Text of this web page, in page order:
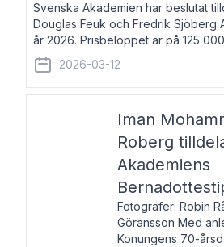
Svenska Akademien har beslutat
Douglas Feuk och Fredrik Sjöberg
år 2026. Prisbeloppet är på 125
Johan Erséus, född 1959, är
journalist med mångårigt för
2026-03-12
Iman
Roberg
Akademiens
Fotografer: Robin
Göransson Med
Konungens 70-